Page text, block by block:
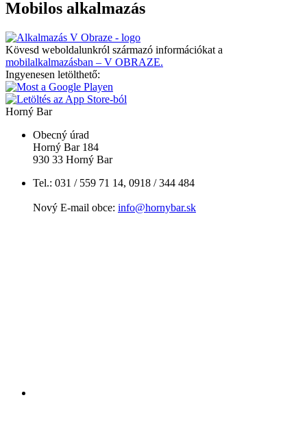
Mobilos alkalmazás
Kövesd weboldalunkról származó információkat a
mobilalkalmazásban – V OBRAZE.
Ingyenesen letölthető:
Horný Bar
Obecný úrad
Horný Bar 184
930 33 Horný Bar
Tel.: 031 / 559 71 14, 0918 / 344 484
Nový E-mail obce: info@hornybar.sk